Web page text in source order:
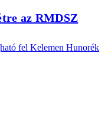
az RMDSZ
fel Kelemen Hunorék